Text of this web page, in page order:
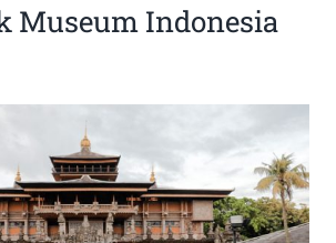
Museum Indonesia